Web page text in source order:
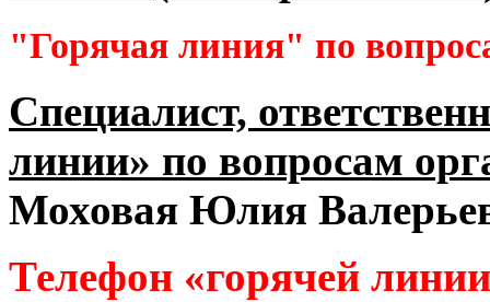
"Горячая линия" по
Специалист,
линии» по вопросам
Моховая Юлия
Телефон «горячей